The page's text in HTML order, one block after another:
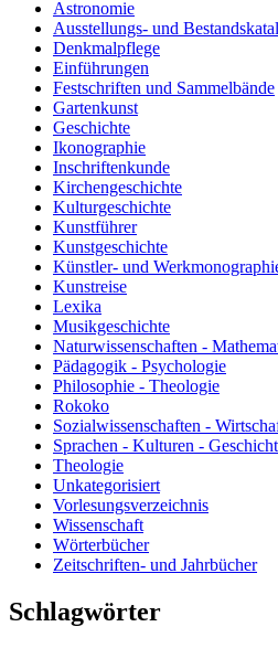
Astronomie
Ausstellungs- und
Denkmalpflege
Einführungen
Festschriften und Sammelbände
Gartenkunst
Geschichte
Ikonographie
Inschriftenkunde
Kirchengeschichte
Kulturgeschichte
Kunstführer
Kunstgeschichte
Künstler- und
Kunstreise
Lexika
Musikgeschichte
Naturwissenschaften -
Pädagogik - Psychologie
Philosophie - Theologie
Rokoko
Sozialwissenschaften -
Sprachen - Kulturen -
Theologie
Unkategorisiert
Vorlesungsverzeichnis
Wissenschaft
Wörterbücher
Zeitschriften- und Jahrbücher
Schlagwörter